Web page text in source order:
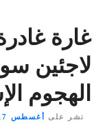
لاجئين
الهجوم
نشر على أغسطس 17, 2024